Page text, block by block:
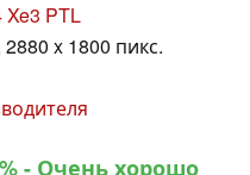
Xe3 PTL
x 1800 пикс.
- Очень хорошо